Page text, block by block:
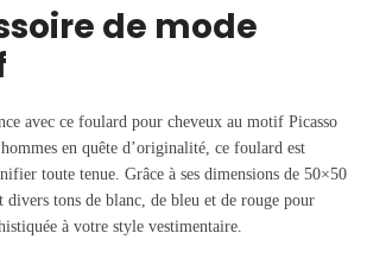
de mode
avec ce foulard pour cheveux au motif Picasso
en quête d’originalité, ce foulard est
toute tenue. Grâce à ses dimensions de 50×50
tons de blanc, de bleu et de rouge pour
à votre style vestimentaire.